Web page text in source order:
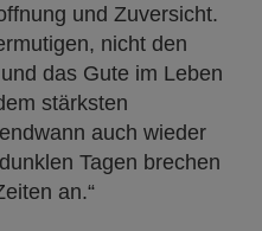
und Zuversicht.
nicht den
das Gute im Leben
stärksten
auch wieder
Tagen brechen
an.“